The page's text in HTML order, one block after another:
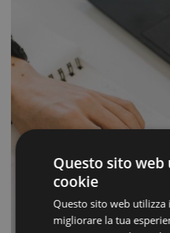
Questo sito web
cookie
Questo sito web utilizza
migliorare la tua